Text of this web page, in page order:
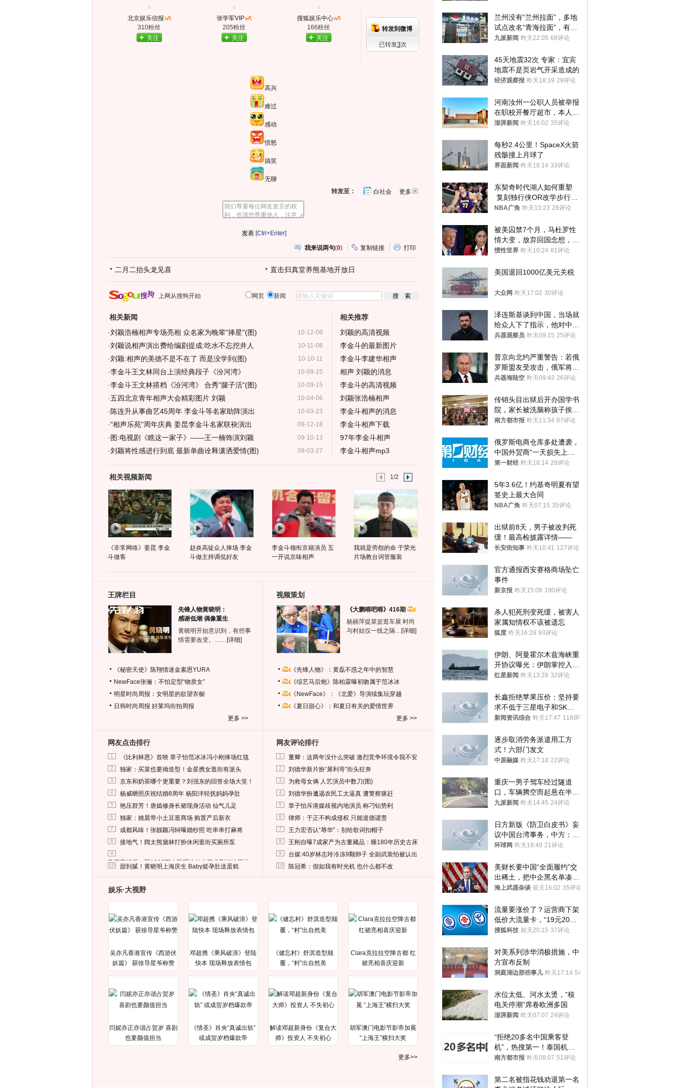
北京娱乐信报
310粉丝
关注
张学军VIP
205粉丝
关注
搜狐娱乐中心
166粉丝
关注
转发到微博
已转发3次
高兴
难过
感动
愤怒
搞笑
无聊
更多开
转发至： 白社会
[Ctrl+Enter]
我来说两句(0) 复制链接 打印
二月二抬头龙见喜 直击归真堂养熊基地开放日
上网从搜狗开始 网页 新闻
相关新闻
10-12-08
·刘颖浩楠相声专场亮相 众名家为晚辈"捧星"(图)
10-11-08
·刘颖说相声演出费给编剧提成:吃水不忘挖井人
10-10-11
·刘颖:相声的美德不是不在了 而是没学到(图)
10-09-15
·李金斗王文林同台上演经典段子《汾河湾》
10-09-15
·李金斗王文林搭档《汾河湾》 合秀"腿子活"(图)
10-04-06
·五四北京青年相声大会精彩图片 刘颖
10-03-23
· 陈连升从事曲艺45周年 李金斗等名家助阵演出
09-12-18
·"相声乐苑"周年庆典 姜昆李金斗名家联袂演出
09-10-13
· 图:电视剧《瞧这一家子》——王一楠饰演刘颖
09-03-27
·刘颖将性感进行到底 最新单曲诠释潇洒爱情(图)
相关推荐
刘颖的高清视频
李金斗的最新图片
李金斗李建华相声
相声 刘颖的消息
李金斗的高清视频
刘颖张浩楠相声
李金斗相声的消息
李金斗相声下载
97年李金斗相声
李金斗相声mp3
相关视频新闻 1/2
《非常网络》姜昆 李金
斗做客
赵炎高徒众人捧场 李金
斗做主持调侃好友
李金斗领衔京籍演员 五
一开说京味相声
我就是劳怨的命 于荣光
片场教台词管服装
王牌栏目
先锋人物黄晓明：
感谢低潮 偶像重生
黄晓明开始意识到，有些事
情需要改变。…… [详细]
《秘密天使》陈翔情迷金素恩YURA
NewFace张俪：不怕定型“物质女”
明星时尚周报：女明星的欲望衣橱
日韩时尚周报 好莱坞街拍周报
更多 >>
视频策划
《大鹏嘚吧嘚》416期
杨丽萍提菜篮逛车展 时尚
与村姑仅一线之隔… [详细]
《先锋人物》：黄磊不惑之年中的智慧
《综艺马后炮》陈柏霖曝初吻属于范冰冰
《NewFace》：《北爱》导演续集玩穿越
《夏日甜心》：和夏日有关的爱情世界
更多 >>
网友点击排行
1 《比利林恩》首映 章子怡范冰冰冯小刚捧场红毯
2 独家：买菜也要拗造型！金星携女逛街有派头
3 京东和奶茶哪个更重要？刘强东的回答全场大笑！
4 杨威晒照庆祝结婚8周年 杨阳洋轻抚妈妈孕肚
5 艳压群芳！唐嫣修身长裙现身活动 仙气儿足
6 独家：姚晨带小土豆逛商场 购置产后新衣
7 成都风味！张靓颖冯轲曝婚纱照 吃串串打麻将
8 接地气！阔太熊黛林打扮休闲逛街买厕所泵
9
马蓉离婚后，砸1000万人民币给媒体要求删掉这照片
10 甜到腻！黄晓明上海庆生 Baby挺孕肚送蛋糕
网友评论排行
1 董卿：这两年没什么突破 激烈竞争环境令我不安
2 刘德华新片扮“犀利哥”街头狂奔
3 为救母女俩 人艺演员中数刀(图)
4 刘德华扮邋遢农民工太逼真 遭警察驱赶
5 章子怡斥港媒歧视内地演员 称刁钻势利
6 律师：于正不构成侵权 只能道德谴责
7 王力宏否认“辱华”：别给歌词扣帽子
8 王刚自曝7成家产为古董藏品：睡180年历史古床
9 台媒:40岁林志玲冷冻9颗卵子 全副武装怕被认出
10 陈冠希：假如我有时光机 也什么都不改
娱乐·大视野
吴亦凡香港宣传《西游伏
妖篇》 获徐导星爷称赞
邓超携《乘风破浪》登陆
快本 现场释放表情包
《健忘村》舒淇造型颠
覆，“村”出自然美
Clara克拉拉空降古都 红
裙亮相喜庆迎新
闫妮亦正亦谐占贺岁 喜剧
也要颜值担当
《情圣》肖央“真诚出轨”
或成贺岁档爆款帝
解读邓超新身份《复合大
师》投资人 不失初心
胡军澳门电影节影帝加冕
“上海王”横扫大奖
更多>>
兰州没有“兰州拉面”，多地
试点改名“青海拉面”，有商
家改名已两年
九派新闻 昨天22:05 68评论
45天地震32次 专家：宜宾
地震不是页岩气开采造成的
经济观察报 昨天18:19 29评论
河南汝州一公职人员被举报
在职校开餐厅超市，本人回
应称“是给别人帮忙”
澎湃新闻 昨天16:02 35评论
每秒2.4公里！SpaceX火箭
残骸撞上月球了
界面新闻 昨天18:14 33评论
东契奇时代湖人如何重塑
复刻独行侠OR改学步行
者？
NBA广角 昨天13:23 28评论
被美囚禁7个月，马杜罗性
情大变，放弃回国念想，最
后嘱托已公开
惯性世界 昨天10:24 81评论
美国退回1000亿美元关税
大众网 昨天17:02 30评论
泽连斯基谈到中国，当场就
给众人下了指示，他对中国
和中乌关系，显然又有了新
兵器观察员 昨天09:15 25评论
普京向北约严重警告：若俄
罗斯盟友受攻击，俄军将动
用核武器保护
兵器海陆空 昨天09:43 26评论
传销头目出狱后开办国学书
院，家长被洗脑称孩子挨打
才有效果
南方都市报 昨天11:34 67评论
俄罗斯电商仓库多处遭袭，
中国外贸商“一天损失上
万”紧急清仓
第一财经 昨天18:14 28评论
5年3.6亿！约基奇明夏有望
签史上最大合同
NBA广角 昨天07:15 35评论
出狱前8天，男子被改判死
缓！最高检披露详情——
长安街知事 昨天10:41 127评论
官方通报西安赛格商场坠亡
事件
新京报 昨天15:08 190评论
杀人犯死刑变死缓，被害人
家属知情权不该被遗忘
狐度 昨天16:29 93评论
伊朗、阿曼霍尔木兹海峡重
开协议曝光：伊朗掌控入湾
航道，与阿曼平分“服务费”
红星新闻 昨天13:28 32评论
长鑫拒绝苹果压价：坚持要
求不低于三星电子和SK海
力士
新闻资讯综合 昨天17:47 118评论
逐步取消劳务派遣用工方
式！六部门发文
中原融媒 昨天17:18 22评论
重庆一男子驾车经过隧道
口，车辆腾空而起悬在半
空，消防： 2人已送医，正
九派新闻 昨天14:45 24评论
日方新版《防卫白皮书》妄
议中国台湾事务，中方：强
烈不满、坚决反对，已向日
环球网 昨天18:40 21评论
美财长要中国“全面履约”交
出稀土，把中企黑名单凑到
187家，中方做最坏打算
海上武器杂谈 前天16:02 35评论
流量要涨价了？运营商下架
低价大流量卡，“19元200
G”成为历史
搜狐科技 前天20:15 37评论
对美系列涉华消极措施，中
方宣布反制
洞庭湖边那些事儿 昨天17:14 54评论
水位太低、河水太烫，“核
电关停潮”席卷欧洲多国
澎湃新闻 昨天07:07 24评论
“拒绝20多名中国乘客登
机”，热搜第一！泰国机场
方道歉
南方都市报 昨天08:07 51评论
第二名被指花钱劝退第一名